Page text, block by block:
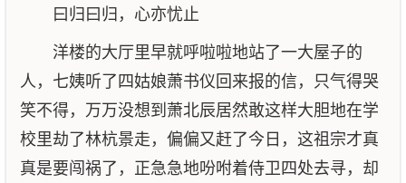
曰归曰归，心亦忧止
洋楼的大厅里早就呼啦啦地站了一大屋子的
人，七姨听了四姑娘萧书仪回来报的信，只气得哭
笑不得，万万没想到萧北辰居然敢这样大胆地在学
校里劫了林杭景走，偏偏又赶了今日，这祖宗才真
真是要闯祸了，正急急地吩咐着侍卫四处去寻，却